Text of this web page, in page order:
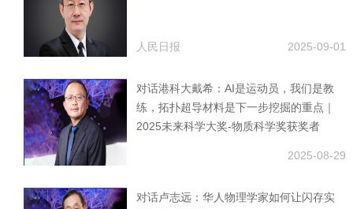
人民日报 2025-09-01
对话港科大戴希：AI是运动员，我们是教
练，拓扑超导材料是下一步挖掘的重点｜
2025未来科学大奖-物质科学奖获奖者
2025-08-29
对话卢志远：华人物理学家如何让闪存实